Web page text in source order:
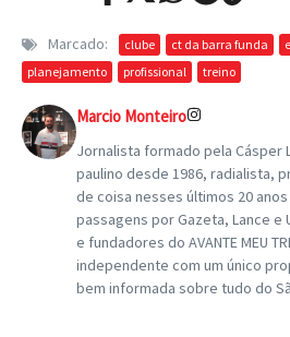
Marcado: clube ct da barra funda
planejamento
profissional treino
Marcio Monteiro
Jornalista formado pela Cásper
paulino desde 1986, radialista,
de coisa nesses últimos 20
passagens por Gazeta, Lance e
e fundadores do AVANTE MEU
independente com um único
bem informada sobre tudo do